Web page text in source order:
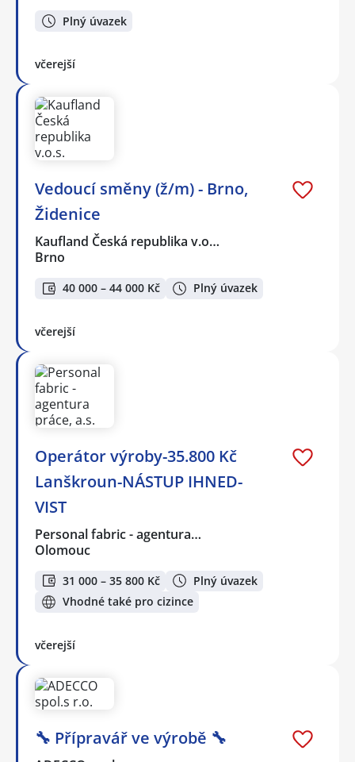
Plný úvazek
včerejší
Vedoucí směny (ž/m) - Brno,
Židenice
Kaufland Česká republika v.o…
Brno
40 000 – 44 000 Kč Plný úvazek
včerejší
Operátor výroby-35.800 Kč
Lanškroun-NÁSTUP IHNED-
VIST
Personal fabric - agentura…
Olomouc
31 000 – 35 800 Kč
Plný úvazek
Vhodné také pro cizince
včerejší
🔧 Přípravář ve výrobě 🔧